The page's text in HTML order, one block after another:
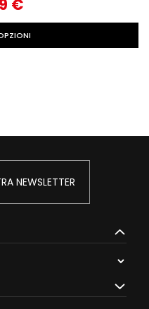
‎€
NEWSLETTER